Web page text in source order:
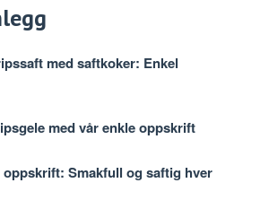
med saftkoker: Enkel
med vår enkle oppskrift
Smakfull og saftig hver